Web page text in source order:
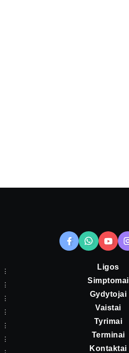
Ligos
Simptomai
Gydytojai
Vaistai
Tyrimai
Terminai
Kontaktai